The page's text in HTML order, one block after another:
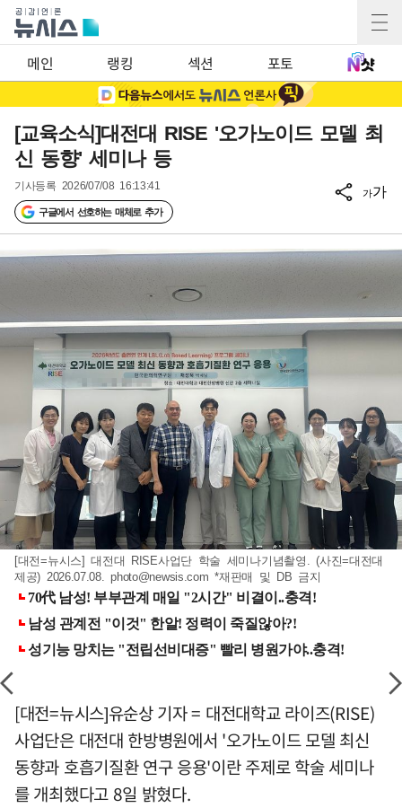
메인 랭킹 섹션 포토
[교육소식]대전대 RISE '오가노이드 모델 최
신 동향' 세미나 등
기사등록 2026/07/08 16:13:41
구글에서 선호하는 매체로 추가
가가
[대전=뉴시스] 대전대 RISE사업단 학술 세미나기념촬영. (사진=대전대
제공) 2026.07.08.photo@newsis.com *재판매 및 DB 금지
[대전=뉴시스]유순상 기자 = 대전대학교 라이즈(RISE)
사업단은 대전대 한방병원에서 '오가노이드 모델 최신
동향과 호흡기질환 연구 응용'이란 주제로 학술 세미나
를 개최했다고 8일 밝혔다.